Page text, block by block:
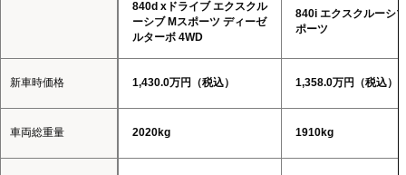
新車時価格
車両総重量
840d xドライブ エクスクル
ーシブ Mスポーツ ディーゼ
ルターボ 4WD
840i エクスクルーシ
ポーツ
1,430.0万円（税込） 1,358.0万円（税込）
2020kg 1910kg